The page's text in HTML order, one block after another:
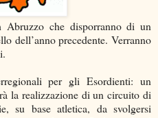
che disporranno di un
dell’anno precedente. Verranno
per gli Esordienti: un
la realizzazione di un circuito di
su base atletica, da svolgersi